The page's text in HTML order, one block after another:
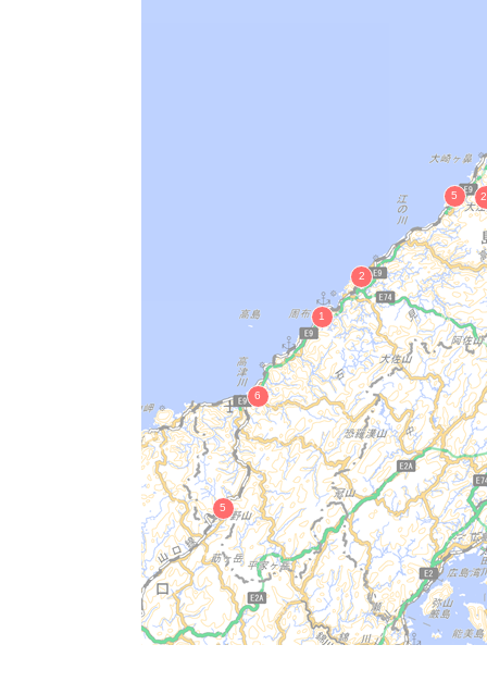
沖泊港（おきどまりこう）
中須東原遺跡
スクモ塚古墳
永久鉱山跡
津和野藩主亀井家墓所
富田城跡
出雲国山陰道跡
松江藩主松平家墓所
鞆ヶ浦
石銀集落跡
石見銀山遺跡 宮ノ前地区
松江城
佐太講武貝塚
小泉八雲旧居